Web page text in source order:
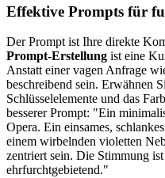
Effektive Prompts für
Der Prompt ist Ihre direkte
Prompt-Erstellung ist eine
Anstatt einer vagen Anfrage
beschreibend sein. Erwähnen
Schlüsselelemente und das
besserer Prompt: "Ein
Opera. Ein einsames,
einem wirbelnden violetten
zentriert sein. Die Stimmung
ehrfurchtgebietend."